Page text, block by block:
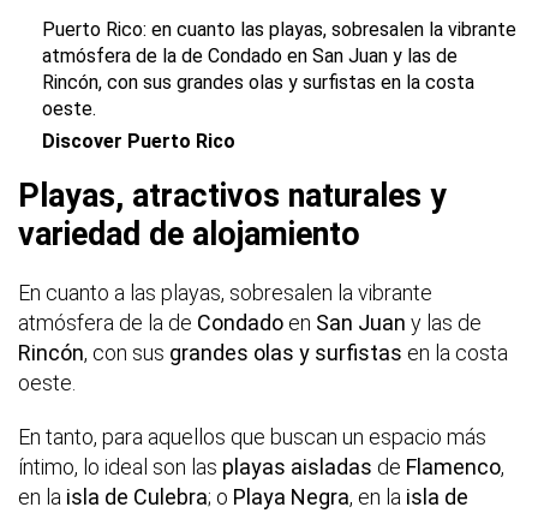
Puerto Rico: en cuanto las playas, sobresalen la vibrante
atmósfera de la de Condado en San Juan y las de
Rincón, con sus grandes olas y surfistas en la costa
oeste.
Discover Puerto Rico
Playas, atractivos naturales y
variedad de alojamiento
En cuanto a las playas, sobresalen la vibrante
atmósfera de la de Condado en San Juan y las de
Rincón, con sus grandes olas y surfistas en la costa
oeste.
En tanto, para aquellos que buscan un espacio más
íntimo, lo ideal son las playas aisladas de Flamenco,
en la isla de Culebra; o Playa Negra, en la isla de